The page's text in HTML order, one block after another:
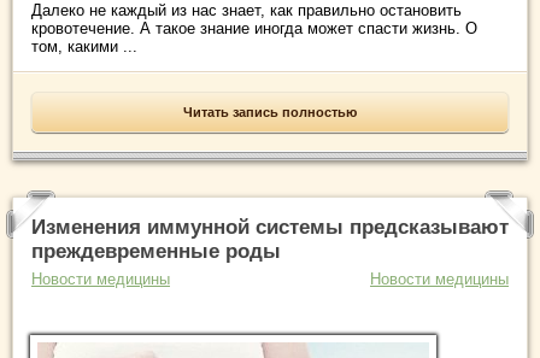
Далеко не каждый из нас знает, как правильно остановить
кровотечение. А такое знание иногда может спасти жизнь. О
том, какими ...
Читать запись полностью
Изменения иммунной системы предсказывают
преждевременные роды
Новости медицины Новости медицины